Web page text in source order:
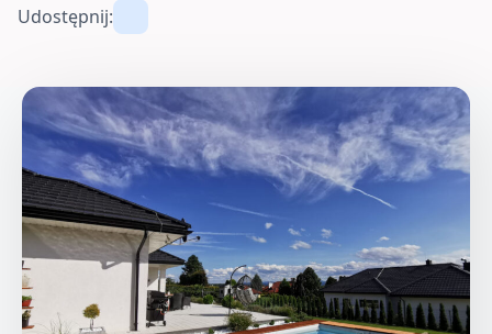
Udostępnij: